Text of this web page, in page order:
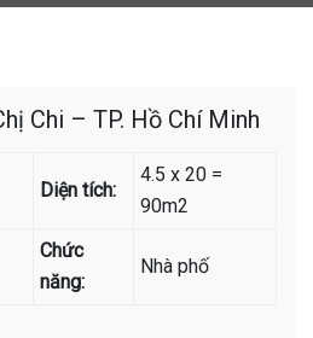
Chi – TP. Hồ Chí Minh
Diện tích:
4.5 x 20 =
90m2
Chức
năng:
Nhà phố